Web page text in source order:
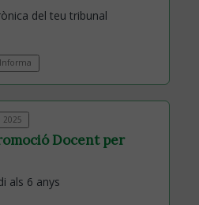
del teu tribunal
2025
Docent per
als 6 anys